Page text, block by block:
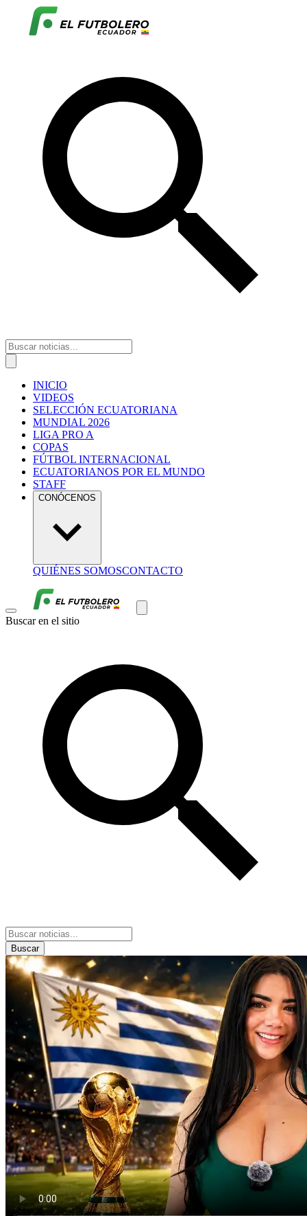
INICIO
VIDEOS
SELECCIÓN ECUATORIANA
MUNDIAL 2026
LIGA PRO A
COPAS
FÚTBOL INTERNACIONAL
ECUATORIANOS POR EL MUNDO
STAFF
CONÓCENOS
QUIÉNES SOMOSCONTACTO
Buscar en el sitio
Buscar